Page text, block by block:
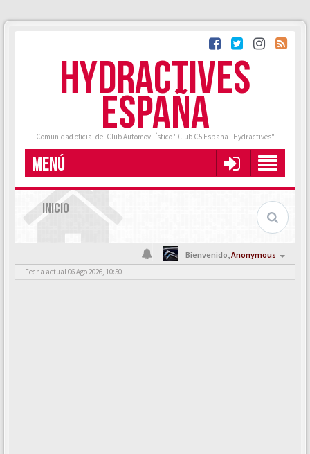
HYDRACTIVES
ESPAÑA
Comunidad oficial del Club Automovilístico "Club C5 España - Hydractives"
MENÚ
INICIO
Bienvenido,Anonymous
Fecha actual 06 Ago 2026, 10:50